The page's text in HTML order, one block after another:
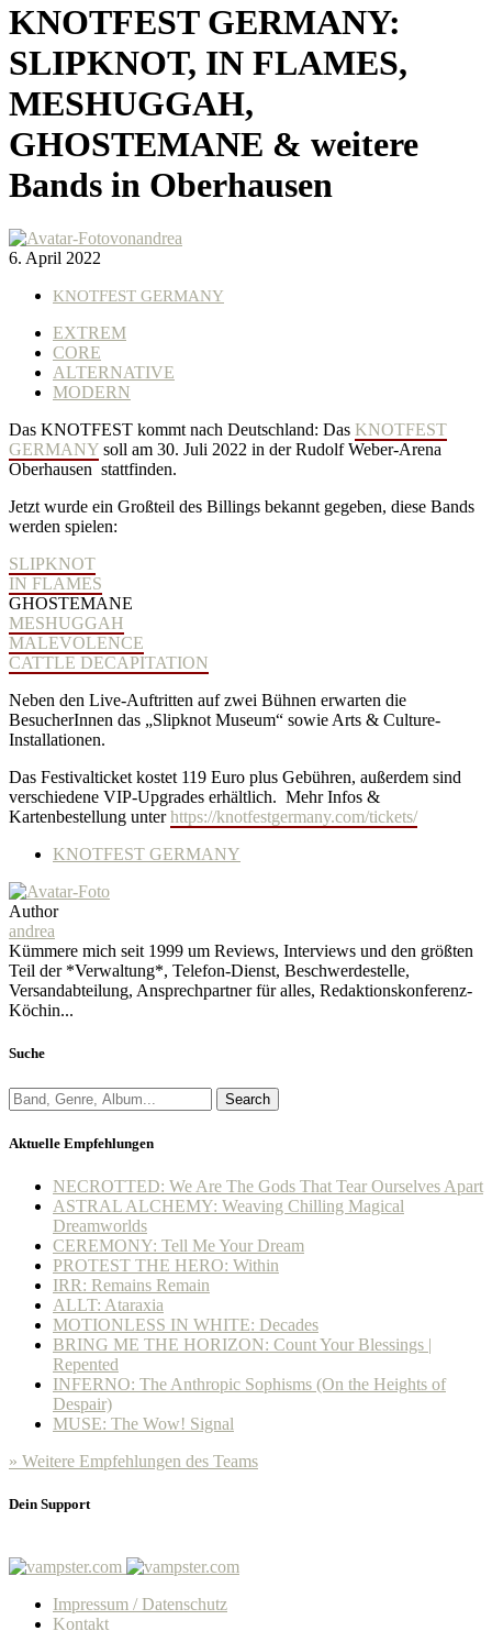
KNOTFEST GERMANY:
SLIPKNOT, IN FLAMES,
MESHUGGAH,
GHOSTEMANE & weitere
Bands in Oberhausen
vonandrea
6. April 2022
KNOTFEST GERMANY
EXTREM
CORE
ALTERNATIVE
MODERN
Das KNOTFEST kommt nach Deutschland: Das KNOTFEST
GERMANY soll am 30. Juli 2022 in der Rudolf Weber-Arena
Oberhausen stattfinden.
Jetzt wurde ein Großteil des Billings bekannt gegeben, diese Bands
werden spielen:
SLIPKNOT
IN FLAMES
GHOSTEMANE
MESHUGGAH
MALEVOLENCE
CATTLE DECAPITATION
Neben den Live-Auftritten auf zwei Bühnen erwarten die
BesucherInnen das „Slipknot Museum“ sowie Arts & Culture-
Installationen.
Das Festivalticket kostet 119 Euro plus Gebühren, außerdem sind
verschiedene VIP-Upgrades erhältlich. Mehr Infos &
Kartenbestellung unterhttps://knotfestgermany.com/tickets/
KNOTFEST GERMANY
Author
andrea
Kümmere mich seit 1999 um Reviews, Interviews und den größten
Teil der *Verwaltung*, Telefon-Dienst, Beschwerdestelle,
Versandabteilung, Ansprechpartner für alles, Redaktionskonferenz-
Köchin...
Suche
Search
Aktuelle Empfehlungen
NECROTTED: We Are The Gods That Tear Ourselves Apart
ASTRAL ALCHEMY: Weaving Chilling Magical
Dreamworlds
CEREMONY: Tell Me Your Dream
PROTEST THE HERO: Within
IRR: Remains Remain
ALLT: Ataraxia
MOTIONLESS IN WHITE: Decades
BRING ME THE HORIZON: Count Your Blessings |
Repented
INFERNO: The Anthropic Sophisms (On the Heights of
Despair)
MUSE: The Wow! Signal
» Weitere Empfehlungen des Teams
Dein Support
Impressum / Datenschutz
Kontakt